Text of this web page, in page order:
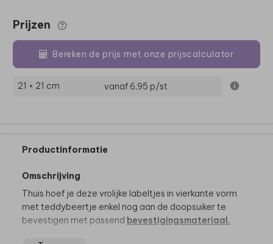
Prijzen
Bereken de prijs met onze prijscalculator
21 × 21 cm vanaf 6,95 p/st
Productinformatie
Omschrijving
Thuis hoef je deze vrolijke labeltjes in vierkante vorm
met teddybeertje enkel nog aan de doopsuiker te
bevestigen met passend bevestigingsmateriaal.